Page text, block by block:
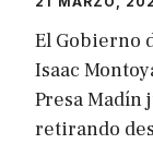
El Gobierno
Isaac
Presa Madín
retirando